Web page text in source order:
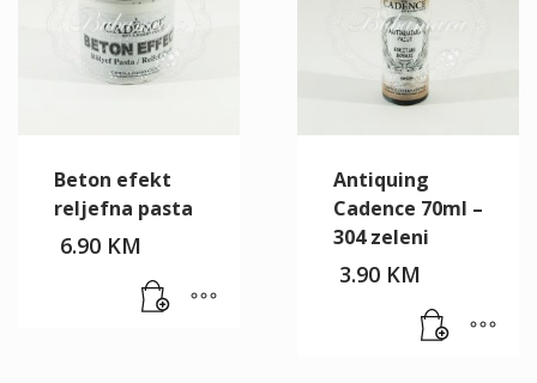
Beton efekt
reljefna pasta
6.90 KM
Antiquing
Cadence 70ml –
304 zeleni
3.90 KM